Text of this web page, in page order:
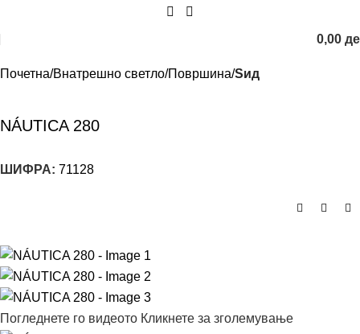
0,00
Почетна Внатрешно светло Површина Sид
NÁUTICA 280
ШИФРА: 71128
Погледнете го видеото Кликнете за зголемување